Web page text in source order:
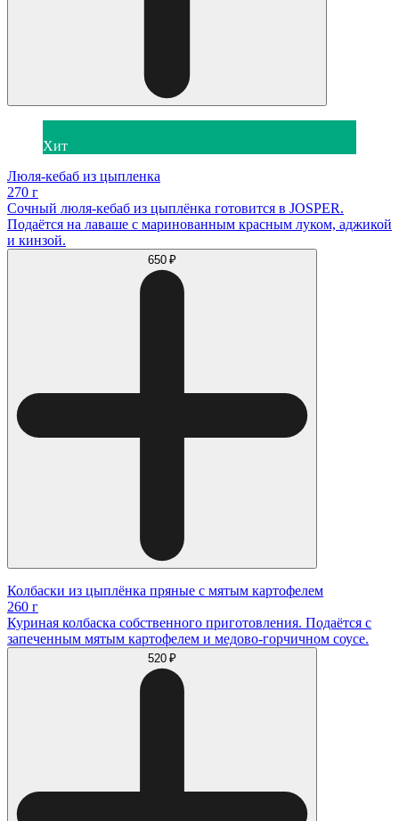
Хит
Люля-кебаб из цыпленка
270 г
Сочный люля-кебаб из цыплёнка готовится в JOSPER.
Подаётся на лаваше с маринованным красным луком, аджикой
и кинзой.
650 ₽
Колбаски из цыплёнка пряные с мятым картофелем
260 г
Куриная колбаска собственного приготовления. Подаётся с
запеченным мятым картофелем и медово-горчичном соусе.
520 ₽